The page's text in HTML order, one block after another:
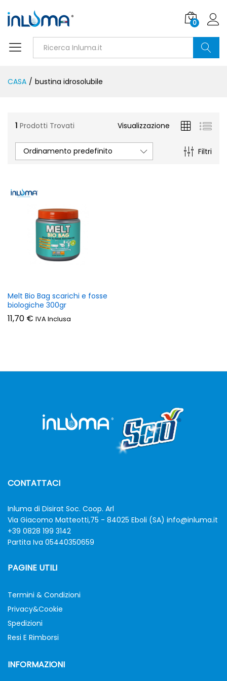
0
CASA / bustina idrosolubile
1 Prodotti Trovati Visualizzazione
Filtri
Ordinamento predefinito
Melt Bio Bag scarichi e fosse
biologiche 300gr
11,70 € IVA Inclusa
CONTATTACI
Inluma di Disirat Soc. Coop. Arl
Via Giacomo Matteotti,75 - 84025 Eboli (SA) info@inluma.it
+39 0828 199 3142
Partita Iva 05440350659
PAGINE UTILI
Termini & Condizioni
Privacy&Cookie
Spedizioni
Resi E Rimborsi
INFORMAZIONI